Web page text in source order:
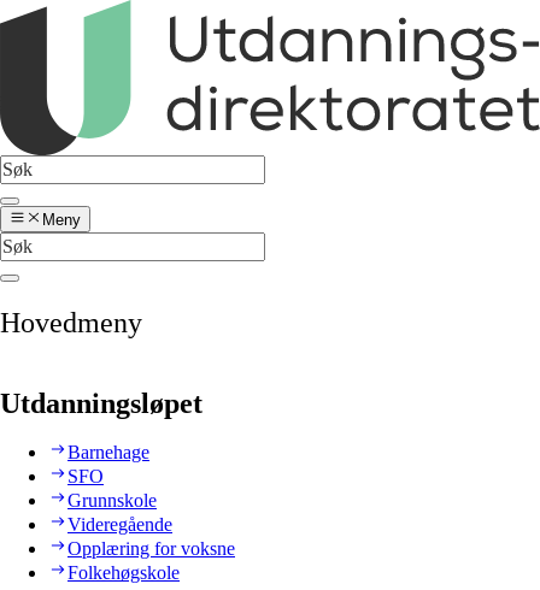
Meny
Hovedmeny
Utdanningsløpet
Barnehage
SFO
Grunnskole
Videregående
Opplæring for voksne
Folkehøgskole